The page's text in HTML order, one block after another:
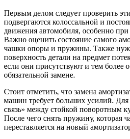
Первым делом следует проверить
подвергаются колоссальной и
движения автомобиля, особенно при
Важно оценить состояние самого
чашки опоры и пружины. Также
поверхность детали на предмет
если они присутствуют и тем более
обязательной замене.
Стоит отметить, что замена
машин требует больших усилий. Для
связь» между стойкой поворотным
После чего снять пружину, которая
переставляется на новый